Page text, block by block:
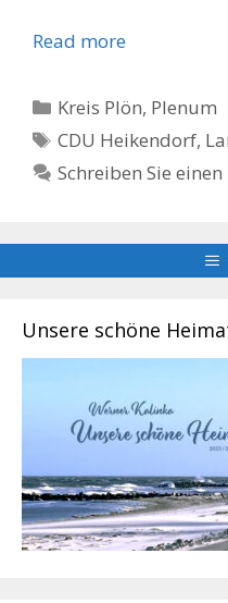
Read more
Kategorien
Kreis Plön, Plenum
Schlagwörter
CDU Heikendorf,
Schreiben Sie
Unsere schöne